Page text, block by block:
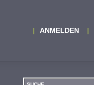
ANMELDEN